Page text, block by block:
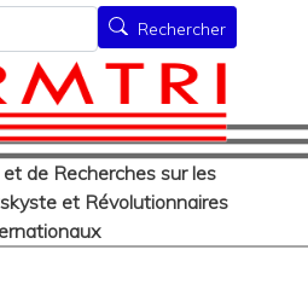
au
contenu
principal
compte de
de Recherches sur les
et Révolutionnaires
Rechercher